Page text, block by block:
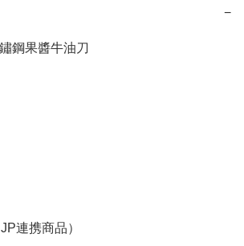
−
鋼果醬牛油刀
連携商品）